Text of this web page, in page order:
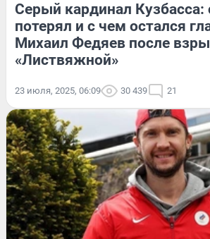
Серый кардинал Кузбасса:
потерял и с чем остался
Михаил Федяев после
«Листвяжной»
23 июля, 2025, 06:09 30 439 21